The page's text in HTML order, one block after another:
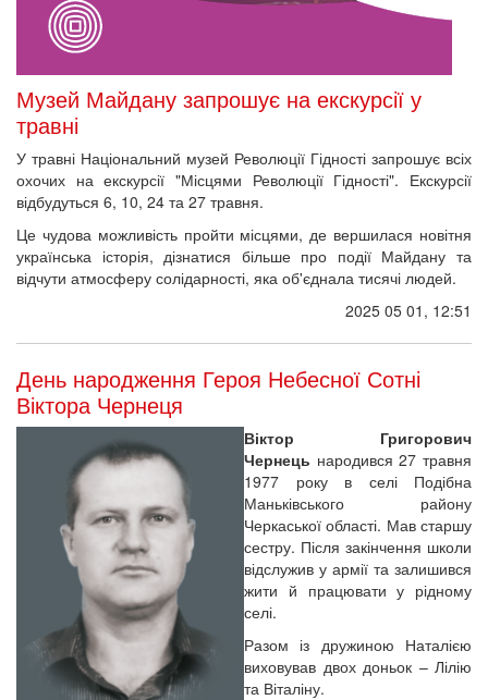
Музей Майдану запрошує на екскурсії у
травні
У травні Національний музей Революції Гідності запрошує всіх
охочих на екскурсії "Місцями Революції Гідності". Екскурсії
відбудуться 6, 10, 24 та 27 травня.
Це чудова можливість пройти місцями, де вершилася новітня
українська історія, дізнатися більше про події Майдану та
відчути атмосферу солідарності, яка об'єднала тисячі людей.
2025 05 01, 12:51
День народження Героя Небесної Сотні
Віктора Чернеця
Віктор Григорович
Чернець народився 27 травня
1977 року в селі Подібна
Маньківського району
Черкаської області. Мав старшу
сестру. Після закінчення школи
відслужив у армії та залишився
жити й працювати у рідному
селі.
Разом із дружиною Наталією
виховував двох доньок – Лілію
та Віталіну.